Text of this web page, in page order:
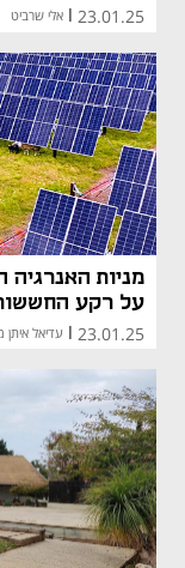
23.01.25 אלי שרביט
מניות האנרגיה
על רקע
23.01.25 עדיאל איתן